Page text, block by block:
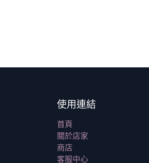
使用連結
首頁
關於店家
商店
客服中心